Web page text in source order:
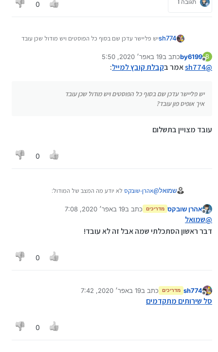
תגובה 1 0
sh774יש פליישר עדכן שם בסוף כל הפוסטים ויש מודול שכן עובד
B
מנותק
by6199כתב ב19 באפר׳ 2020, 5:50
נערך לאחרונה על ידי
@
sh774אמר בקבלת קובץ למייל:
יש פליישר עדכן שם בסוף כל הפוסטים ויש מודול שכן עובד
איך אופיס פון עובד?
עובד מצויין בתשלום
0
שמואל@אהרן-שובקס לא יודע מה המצב של המודול:
f=11&t=3961#p25754
מנותק
אהרן שובקס מדריכים כתב ב19 באפר׳ 2020, 7:08
נערך לאחרונה על ידי
@שמואל
דבר ראשון הסתכלתי שמה אבל זה לא עובד!
0
מנותק
sh774 מדריכים כתב ב19 באפר׳ 2020, 7:42
נערך לאחרונה על ידי sh774
סל שירותים מתקדמים
0